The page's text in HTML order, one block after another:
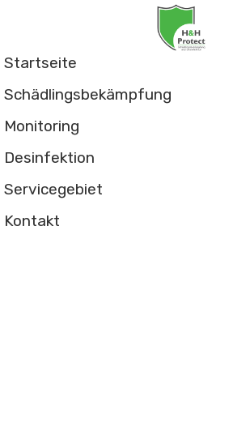
Startseite
Schädlingsbekämpfung
Monitoring
Desinfektion
Servicegebiet
Kontakt